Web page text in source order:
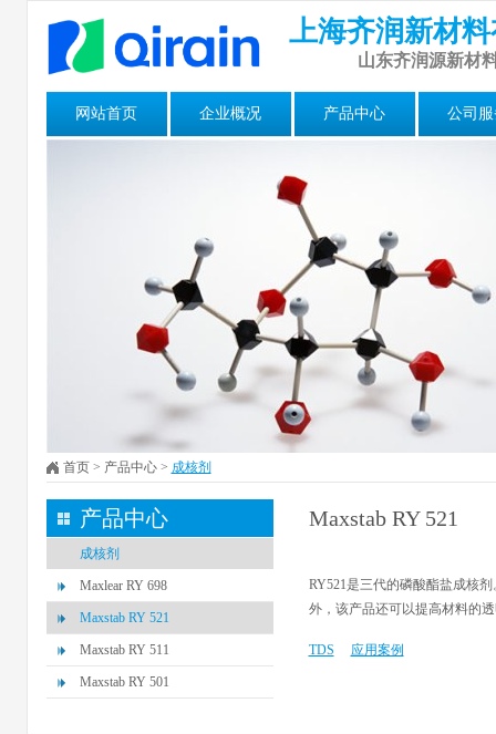
上海齐润新材
山东齐润源新材
网站首页 企业概况 产品中心 公司
首页> 产品中心> 成核剂
产品中心
成核剂
Maxlear RY 698
Maxstab RY 521
Maxstab RY 511
Maxstab RY 501
Maxstab RY 521
RY521是三代的磷酸酯盐成核
外，该产品还可以提高材料的
TDS 应用案例